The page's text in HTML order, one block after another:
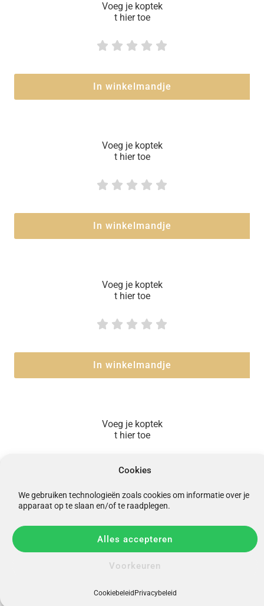
Cookies
We gebruiken technologieën zoals cookies om informatie over je
apparaat op te slaan en/of te raadplegen.
Alles accepteren
Voorkeuren
Cookiebeleid Privacybeleid
Voeg je koptek
t hier toe
    
In winkelmandje
Voeg je koptek
t hier toe
    
In winkelmandje
Voeg je koptek
t hier toe
    
In winkelmandje
Voeg je koptek
t hier toe

In winkelmandje